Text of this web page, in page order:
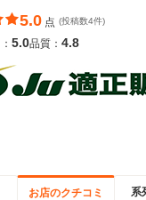
5.0 点 (投稿数4件)
5.0品質： 4.8
お店のクチコミ 系